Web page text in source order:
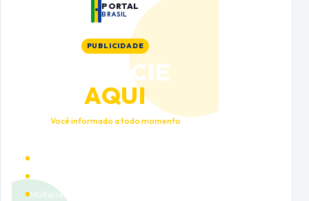
PORTAL
BRASIL
PUBLICIDADE
ANUNCIE
AQUI
Você informado a todo momento
Múltiplas categorias